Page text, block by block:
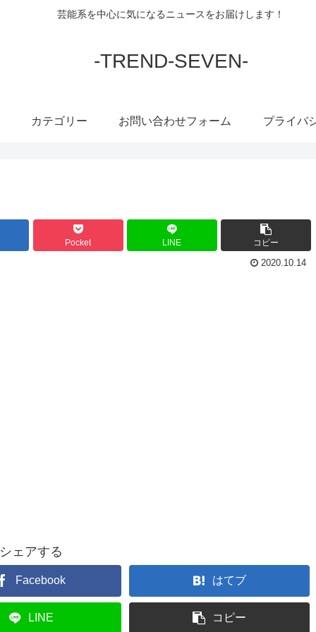
芸能系を中心に気になるニュースをお届けします！
-TREND-SEVEN-
カテゴリー お問い合わせフォーム プライバ
Pocket LINE コピー
2020.10.14
シェアする
Facebook はてブ
LINE コピー